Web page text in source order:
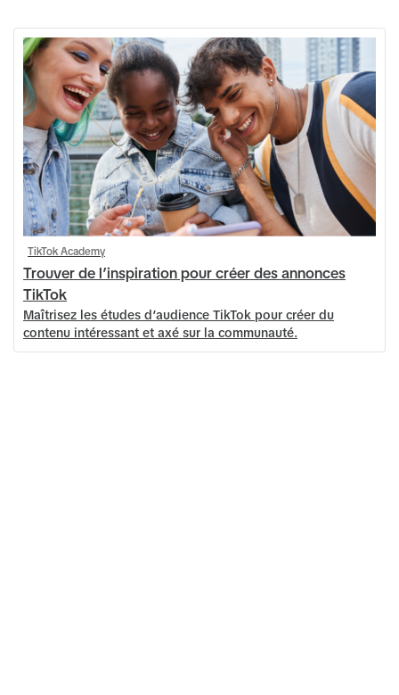
TikTok Academy
Trouver de l’inspiration pour créer des annonces
TikTok
Maîtrisez les études d’audience TikTok pour créer du
contenu intéressant et axé sur la communauté.